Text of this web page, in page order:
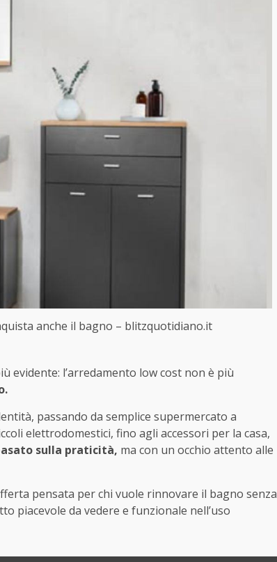
anche il bagno – blitzquotidiano.it
evidente: l’arredamento low cost non è più
passando da semplice supermercato a
elettrodomestici, fino agli accessori per la casa,
sulla praticità, ma con un occhio attento alle
pensata per chi vuole rinnovare il bagno senza
piacevole da vedere e funzionale nell’uso